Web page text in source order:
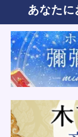
あなたに